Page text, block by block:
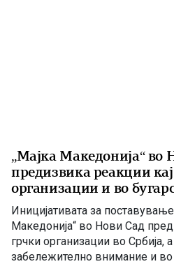
„Мајка Македонија“ во
предизвика реакции
организации и во
Иницијативата за
Македонија“ во Нови Сад
грчки организации во Србија,
забележително внимание и